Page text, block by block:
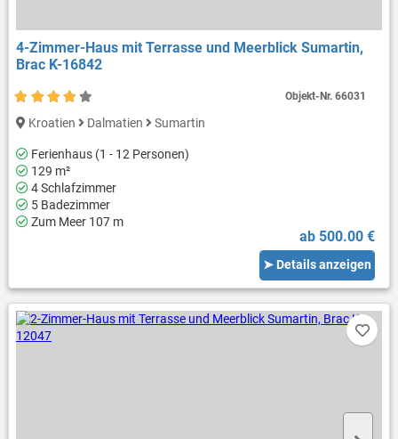
4-Zimmer-Haus mit Terrasse und Meerblick Sumartin,
Brac K-16842
Kroatien Dalmatien Sumartin
Ferienhaus (1 - 12 Personen)
129 m²
4 Schlafzimmer
5 Badezimmer
Zum Meer 107 m
ab 500.00 €
➤ Details anzeigen
Objekt-Nr.66031